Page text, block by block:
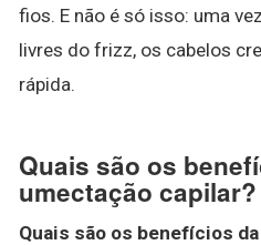
fios. E não é só isso: uma
livres do frizz, os cabelos
rápida.
Quais são os
umectação capilar?
Quais são os benefícios